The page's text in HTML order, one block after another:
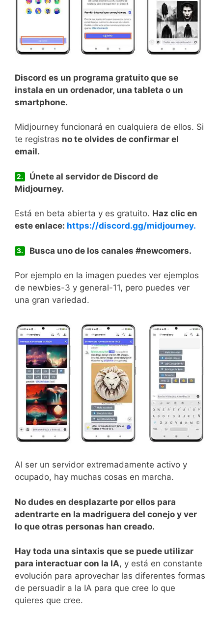
Discord es un programa gratuito que se
instala en un ordenador, una tableta o un
smartphone.
Midjourney funcionará en cualquiera de ellos. Si
te registras no te olvides de confirmar el
email.
2.
Únete al servidor de Discord de
Midjourney.
Está en beta abierta y es gratuito. Haz clic en
este enlace: https://discord.gg/midjourney.
3. Busca uno de los canales #newcomers.
Por ejemplo en la imagen puedes ver ejemplos
de newbies-3 y general-11, pero puedes ver
una gran variedad.
Al ser un servidor extremadamente activo y
ocupado, hay muchas cosas en marcha.
No dudes en desplazarte por ellos para
adentrarte en la madriguera del conejo y ver
lo que otras personas han creado.
Hay toda una sintaxis que se puede utilizar
para interactuar con la IA, y está en constante
evolución para aprovechar las diferentes formas
de persuadir a la IA para que cree lo que
quieres que cree.